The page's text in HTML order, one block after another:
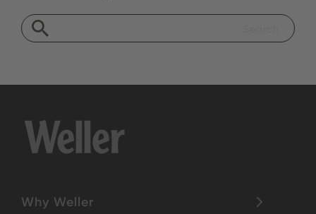
Why Weller